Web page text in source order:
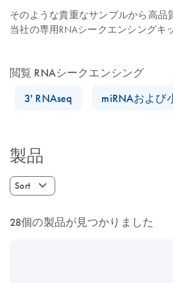
そのような貴重なサンプルから高品
当社の専用RNAシークエンシングキ
閲覧 RNAシークエンシング
3' RNAseq
miRNAおよび
製品
Sort
28個の製品が見つかりました